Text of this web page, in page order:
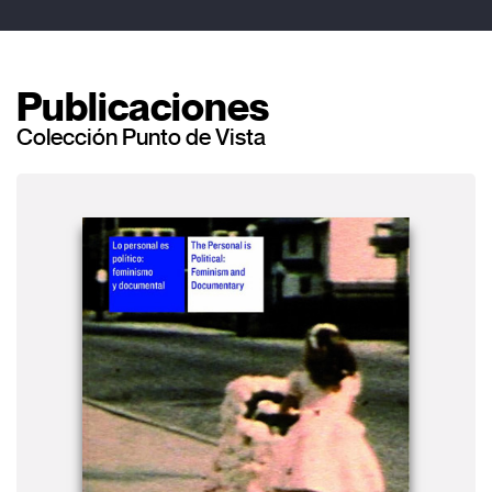
Publicaciones
Colección Punto de Vista